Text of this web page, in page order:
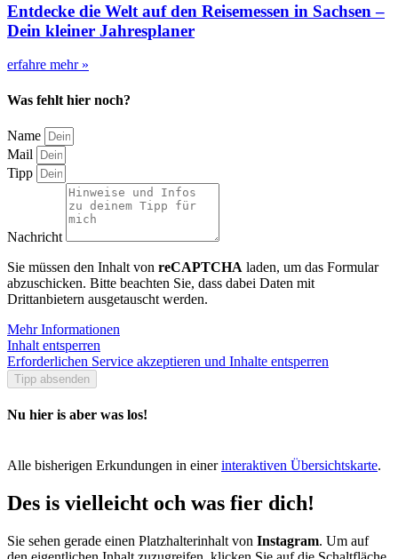
Entdecke die Welt auf den Reisemessen in Sachsen –
Dein kleiner Jahresplaner
erfahre mehr »
Was fehlt hier noch?
Name
Mail
Tipp
Nachricht
Sie müssen den Inhalt von reCAPTCHA laden, um das Formular
abzuschicken. Bitte beachten Sie, dass dabei Daten mit
Drittanbietern ausgetauscht werden.
Mehr Informationen
Inhalt entsperren
Erforderlichen Service akzeptieren und Inhalte entsperren
Tipp absenden
Nu hier is aber was los!
Alle bisherigen Erkundungen in einerinteraktiven Übersichtskarte.
Des is vielleicht och was fier dich!
Sie sehen gerade einen Platzhalterinhalt von Instagram. Um auf